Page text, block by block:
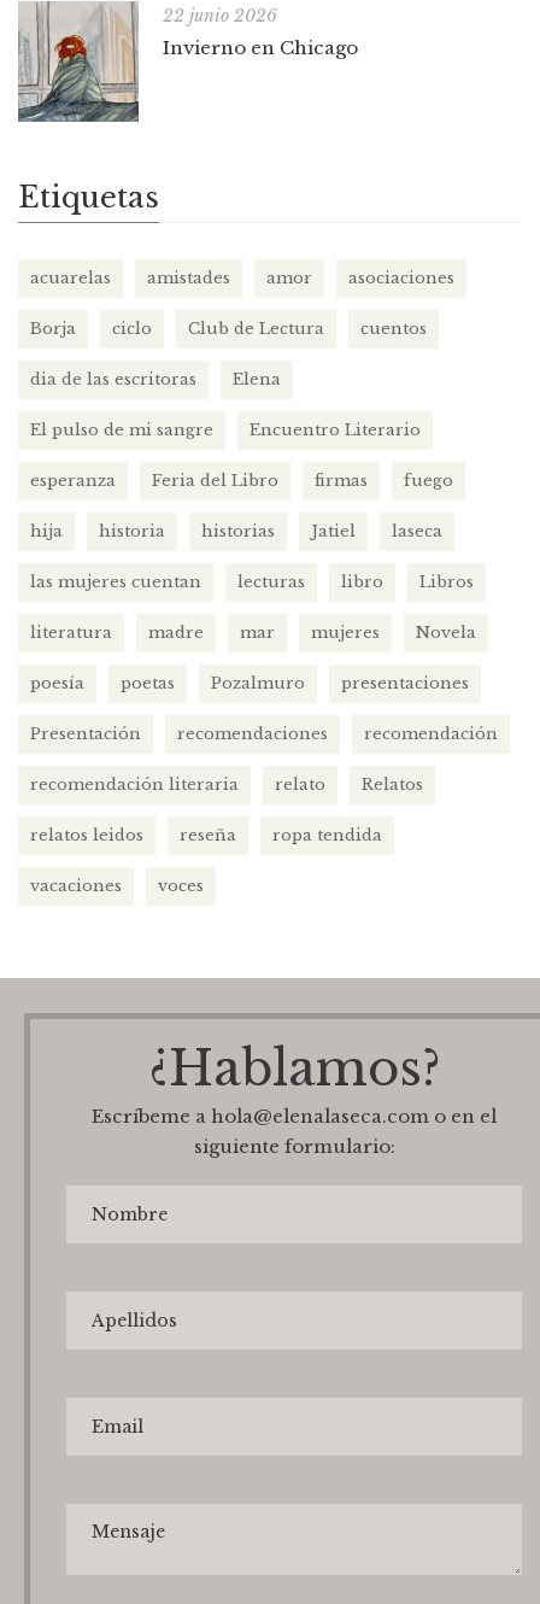
22 junio 2026
Invierno en Chicago
Etiquetas
acuarelas amistades amor asociaciones
Borja ciclo Club de Lectura cuentos
dia de las escritoras Elena
El pulso de mi sangre Encuentro Literario
esperanza Feria del Libro firmas fuego
hija historia historias Jatiel laseca
las mujeres cuentan lecturas libro Libros
literatura madre mar mujeres Novela
poesía poetas Pozalmuro presentaciones
Presentación recomendaciones recomendación
recomendación literaria relato Relatos
relatos leidos reseña ropa tendida
vacaciones voces
¿Hablamos?
Escríbeme a hola@elenalaseca.com o en el
siguiente formulario: